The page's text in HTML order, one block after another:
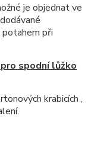
je objednat ve
při
spodní lůžko
krabicích ,